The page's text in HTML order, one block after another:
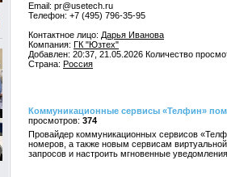
Email: pr@usetech.ru
Телефон: +7 (495) 796-35-95
Контактное лицо: Дарья Иванова
Компания: ГК "Юзтех"
Добавлен: 20:37, 21.05.2026 Количество
Страна: Россия
Коммуникационные сервисы «Телфин»
374
Провайдер коммуникационных сервисов
номеров, а также новым сервисам
запросов и настроить мгновенные